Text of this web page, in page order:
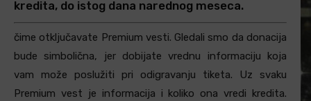
kredita, do istog dana narednog meseca.
čime otključavate Premium vesti. Gledali smo da donacija
bude simbolična, jer dobijate vrednu informaciju koja
vam može poslužiti pri odigravanju tiketa. Uz svaku
Premium vest je informacija i koliko ona vredi kredita.